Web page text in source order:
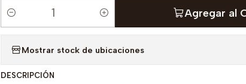
Agregar al
Mostrar stock de ubicaciones
DESCRIPCIÓN